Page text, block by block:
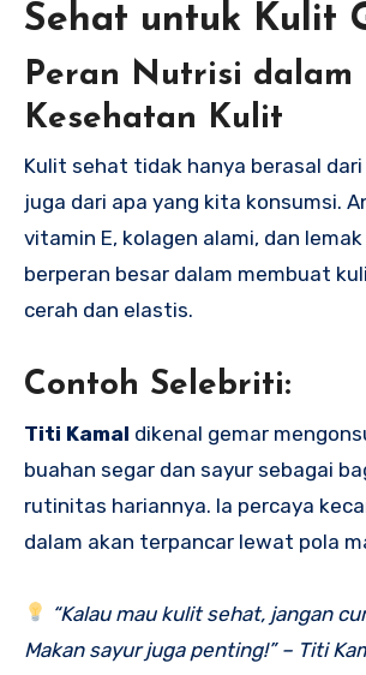
Sehat untuk Kulit
Peran Nutrisi dalam
Kesehatan Kulit
Kulit sehat tidak hanya berasal
juga dari apa yang kita konsumsi.
vitamin E, kolagen alami, dan
berperan besar dalam membuat
cerah dan elastis.
Contoh Selebriti:
Titi Kamal dikenal gemar
buahan segar dan sayur sebagai
rutinitas hariannya. Ia percaya
dalam akan terpancar lewat pola
“Kalau mau kulit sehat, jangan
Makan sayur juga penting!” – Titi